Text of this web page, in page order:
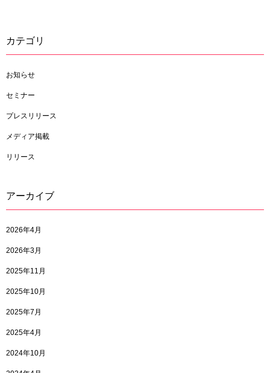
カテゴリ
お知らせ
セミナー
プレスリリース
メディア掲載
リリース
アーカイブ
2026年4月
2026年3月
2025年11月
2025年10月
2025年7月
2025年4月
2024年10月